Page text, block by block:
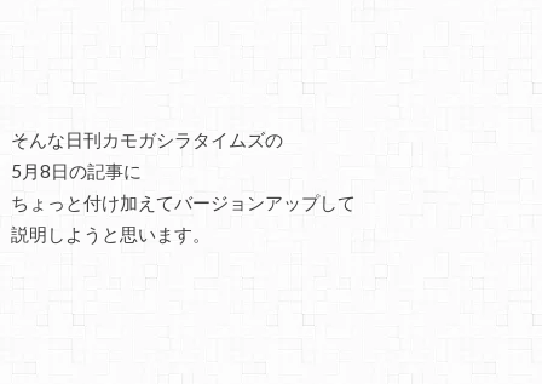
そんな日刊カモガシラタイムズの
5月8日の記事に
ちょっと付け加えてバージョンアップして
説明しようと思います。